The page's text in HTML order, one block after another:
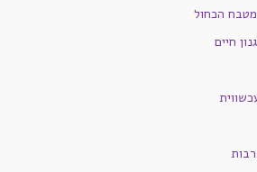
הכחול
חיים